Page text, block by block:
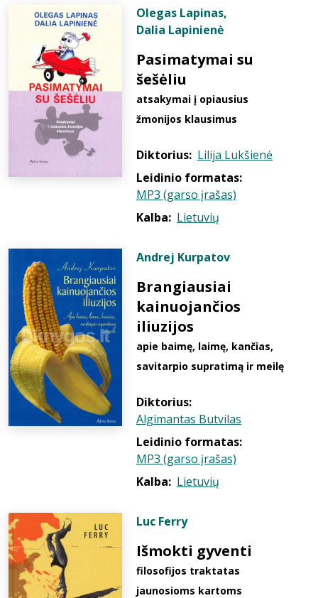
Olegas Lapinas,
Dalia Lapinienė
Pasimatymai su
šešėliu
atsakymai į opiausius
žmonijos klausimus
Diktorius: Lilija Lukšienė
Leidinio formatas:
MP3 (garso įrašas)
Kalba: Lietuvių
Andrej Kurpatov
Brangiausiai
kainuojančios
iliuzijos
apie baimę, laimę, kančias,
savitarpio supratimą ir meilę
Diktorius:
Algimantas Butvilas
Leidinio formatas:
MP3 (garso įrašas)
Kalba: Lietuvių
Luc Ferry
Išmokti gyventi
filosofijos traktatas
jaunosioms kartoms